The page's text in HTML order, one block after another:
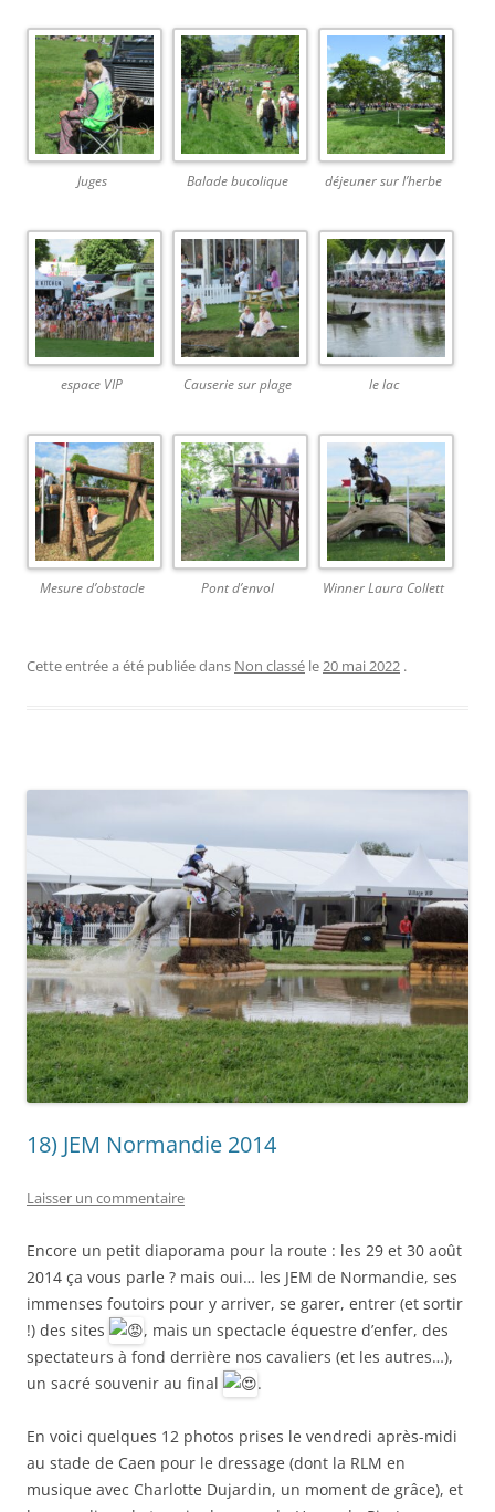
Juges Balade bucolique déjeuner sur l’herbe
espace VIP Causerie sur plage le lac
Mesure d’obstacle Pont d’envol Winner Laura Collett
Cette entrée a été publiée dans Non classé le20 mai 2022 .
18) JEM Normandie 2014
Laisser un commentaire
Encore un petit diaporama pour la route : les 29 et 30 août
2014 ça vous parle ? mais oui… les JEM de Normandie, ses
immenses foutoirs pour y arriver, se garer, entrer (et sortir
!) des sites
, mais un spectacle équestre d’enfer, des
spectateurs à fond derrière nos cavaliers (et les autres…),
un sacré souvenir au final
.
En voici quelques 12 photos prises le vendredi après-midi
au stade de Caen pour le dressage (dont la RLM en
musique avec Charlotte Dujardin, un moment de grâce), et